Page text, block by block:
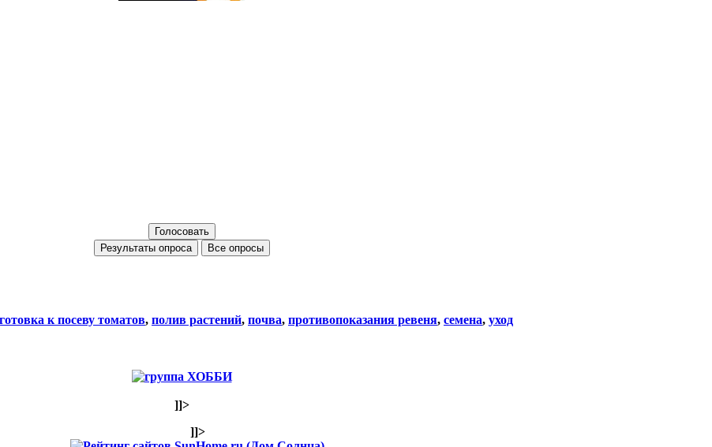
Все опросы
к посеву томатов, полив растений, почва, противопоказания ревеня, семена, уход
]]>
]]>